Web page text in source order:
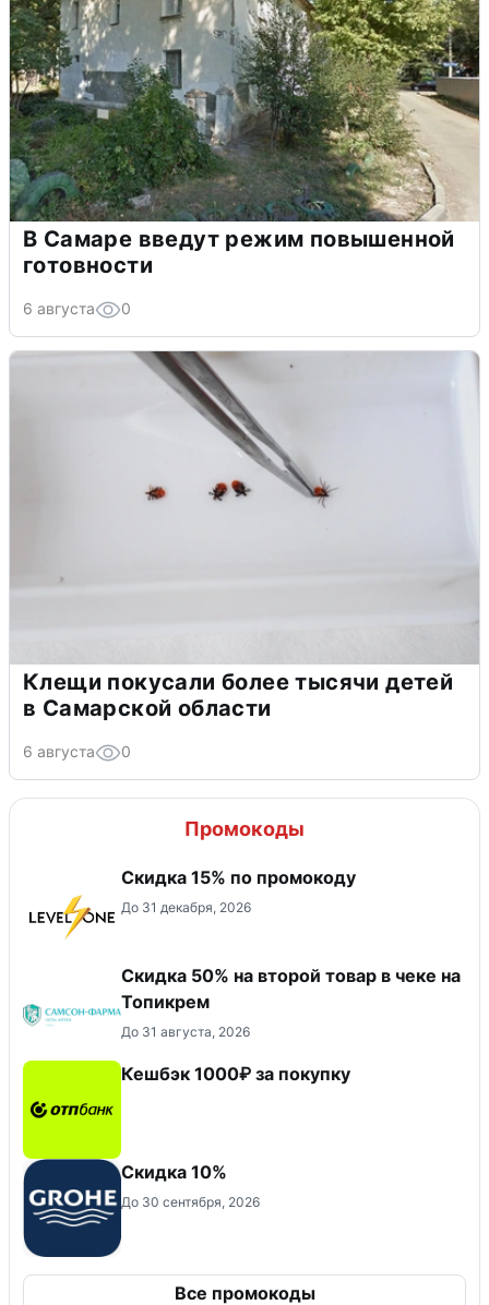
В Самаре введут режим повышенной
готовности
6 августа 0
Клещи покусали более тысячи детей
в Самарской области
6 августа 0
Промокоды
Скидка 15% по промокоду
До 31 декабря, 2026
Скидка 50% на второй товар в чеке на
Топикрем
До 31 августа, 2026
Кешбэк 1000₽ за покупку
Скидка 10%
До 30 сентября, 2026
Все промокоды